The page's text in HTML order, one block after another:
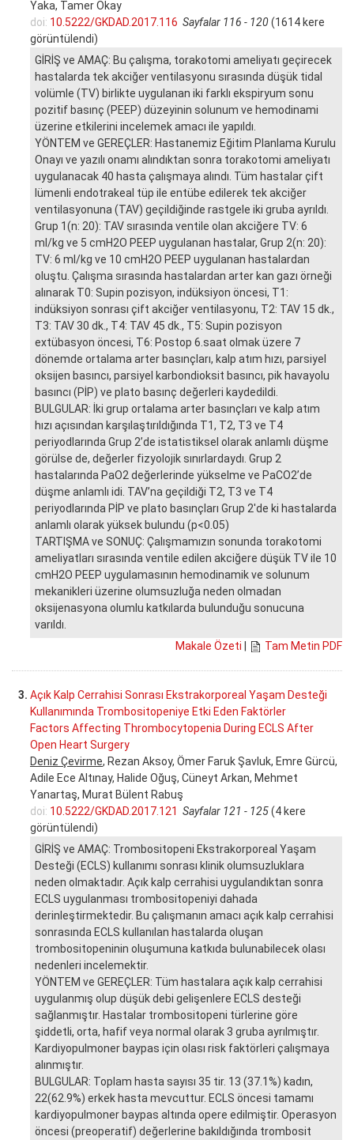
Yaka, Tamer Okay
doi: 10.5222/GKDAD.2017.116 Sayfalar 116 - 120(1614 kere
görüntülendi)
GİRİŞ ve AMAÇ: Bu çalışma, torakotomi ameliyatı geçirecek
hastalarda tek akciğer ventilasyonu sırasında düşük tidal
volümle (TV) birlikte uygulanan iki farklı ekspiryum sonu
pozitif basınç (PEEP) düzeyinin solunum ve hemodinami
üzerine etkilerini incelemek amacı ile yapıldı.
YÖNTEM ve GEREÇLER: Hastanemiz Eğitim Planlama Kurulu
Onayı ve yazılı onamı alındıktan sonra torakotomi ameliyatı
uygulanacak 40 hasta çalışmaya alındı. Tüm hastalar çift
lümenli endotrakeal tüp ile entübe edilerek tek akciğer
ventilasyonuna (TAV) geçildiğinde rastgele iki gruba ayrıldı.
Grup 1(n: 20): TAV sırasında ventile olan akciğere TV: 6
ml/kg ve 5 cmH2O PEEP uygulanan hastalar, Grup 2(n: 20):
TV: 6 ml/kg ve 10 cmH2O PEEP uygulanan hastalardan
oluştu. Çalışma sırasında hastalardan arter kan gazı örneği
alınarak T0: Supin pozisyon, indüksiyon öncesi, T1:
indüksiyon sonrası çift akciğer ventilasyonu, T2: TAV 15 dk.,
T3: TAV 30 dk., T4: TAV 45 dk., T5: Supin pozisyon
extübasyon öncesi, T6: Postop 6.saat olmak üzere 7
dönemde ortalama arter basınçları, kalp atım hızı, parsiyel
oksijen basıncı, parsiyel karbondioksit basıncı, pik havayolu
basıncı (PİP) ve plato basınç değerleri kaydedildi.
BULGULAR: İki grup ortalama arter basınçları ve kalp atım
hızı açısından karşılaştırıldığında T1, T2, T3 ve T4
periyodlarında Grup 2’de istatistiksel olarak anlamlı düşme
görülse de, değerler fizyolojik sınırlardaydı. Grup 2
hastalarında PaO2 değerlerinde yükselme ve PaCO2’de
düşme anlamlı idi. TAV’na geçildiği T2, T3 ve T4
periyodlarında PİP ve plato basınçları Grup 2'de ki hastalarda
anlamlı olarak yüksek bulundu (p<0.05)
TARTIŞMA ve SONUÇ: Çalışmamızın sonunda torakotomi
ameliyatları sırasında ventile edilen akciğere düşük TV ile 10
cmH2O PEEP uygulamasının hemodinamik ve solunum
mekanikleri üzerine olumsuzluğa neden olmadan
oksijenasyona olumlu katkılarda bulunduğu sonucuna
varıldı.
Makale Özeti | Tam Metin PDF
3. Açık Kalp Cerrahisi Sonrası Ekstrakorporeal Yaşam Desteği
Kullanımında Trombositopeniye Etki Eden Faktörler
Factors Affecting Thrombocytopenia During ECLS After
Open Heart Surgery
Deniz Çevirme, Rezan Aksoy, Ömer Faruk Şavluk, Emre Gürcü,
Adile Ece Altınay, Halide Oğuş, Cüneyt Arkan, Mehmet
Yanartaş, Murat Bülent Rabuş
doi: 10.5222/GKDAD.2017.121 Sayfalar 121 - 125(4 kere
görüntülendi)
GİRİŞ ve AMAÇ: Trombositopeni Ekstrakorporeal Yaşam
Desteği (ECLS) kullanımı sonrası klinik olumsuzluklara
neden olmaktadır. Açık kalp cerrahisi uygulandıktan sonra
ECLS uygulanması trombositopeniyi dahada
derinleştirmektedir. Bu çalışmanın amacı açık kalp cerrahisi
sonrasında ECLS kullanılan hastalarda oluşan
trombositopeninin oluşumuna katkıda bulunabilecek olası
nedenleri incelemektir.
YÖNTEM ve GEREÇLER: Tüm hastalara açık kalp cerrahisi
uygulanmış olup düşük debi gelişenlere ECLS desteği
sağlanmıştır. Hastalar trombositopeni türlerine göre
şiddetli, orta, hafif veya normal olarak 3 gruba ayrılmıştır.
Kardiyopulmoner baypas için olası risk faktörleri çalışmaya
alınmıştır.
BULGULAR: Toplam hasta sayısı 35 tir. 13 (37.1%) kadın,
22(62.9%) erkek hasta mevcuttur. ECLS öncesi tamamı
kardiyopulmoner baypas altında opere edilmiştir. Operasyon
öncesi (preoperatif) değerlerine bakıldığında trombosit